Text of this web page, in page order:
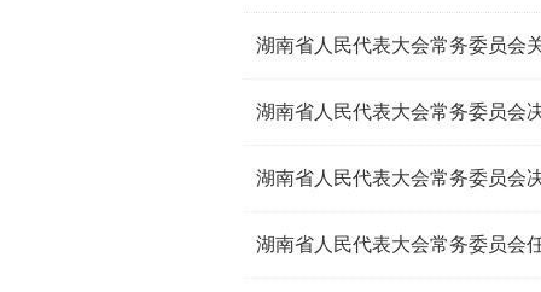
湖南省人民代表大会常务委员会
湖南省人民代表大会常务委员会
湖南省人民代表大会常务委员会